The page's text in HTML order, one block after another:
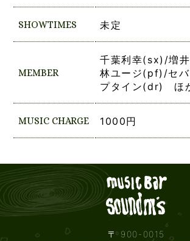
SHOWTIMES 未定
MEMBER
千葉利幸(sx)/増
林ユージ(pf)/セバ
プタイン(dr) ほ
MUSIC CHARGE 1000円
〒 900-0015